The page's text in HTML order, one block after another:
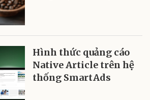
Hình thức quảng cáo
Native Article trên hệ
thống SmartAds